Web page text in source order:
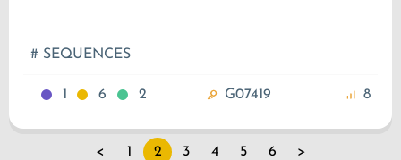
# SEQUENCES
1 6 2 G07419 8
< 1 2 3 4 5 6 >